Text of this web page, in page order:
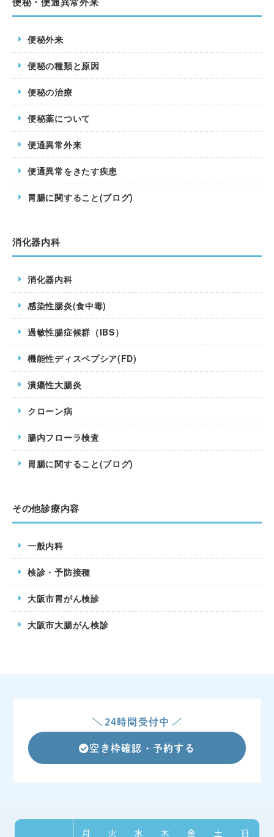
便秘外来
便秘の種類と原因
便秘の治療
便秘薬について
便通異常外来
便通異常をきたす疾患
胃腸に関すること(ブログ)
消化器内科
消化器内科
感染性腸炎(食中毒)
過敏性腸症候群（IBS）
機能性ディスペプシア(FD)
潰瘍性大腸炎
クローン病
腸内フローラ検査
胃腸に関すること(ブログ)
その他診療内容
一般内科
検診・予防接種
大阪市胃がん検診
大阪市大腸がん検診
24時間受付中
空き枠確認・予約する
月 火 水 木 金 土 日